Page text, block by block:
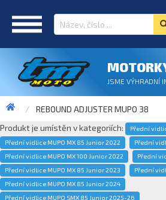
JSME VÝHRADNÍ
REBOUND ADJUSTER MUPO 38
Produkt je umístěn v kategoriích:
Přední
Přední vidlice MUPO MX 85 Junior 2022
Přední
Přední vidlice MUPO MX 100 Junior 2022
Přední
Přední vidlice MUPO MX 85 Junior 2023
Přední
Přední vidlice MUPO MX 85 Junior 2024
Přední vidlice MUPO SMX 85 Junior 2025-26